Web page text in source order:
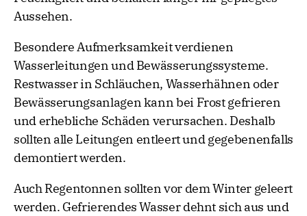
Aussehen.
Besondere Aufmerksamkeit verdienen
Wasserleitungen und Bewässerungssysteme.
Restwasser in Schläuchen, Wasserhähnen oder
Bewässerungsanlagen kann bei Frost gefrieren
und erhebliche Schäden verursachen. Deshalb
sollten alle Leitungen entleert und gegebenenfalls
demontiert werden.
Auch Regentonnen sollten vor dem Winter geleert
werden. Gefrierendes Wasser dehnt sich aus und